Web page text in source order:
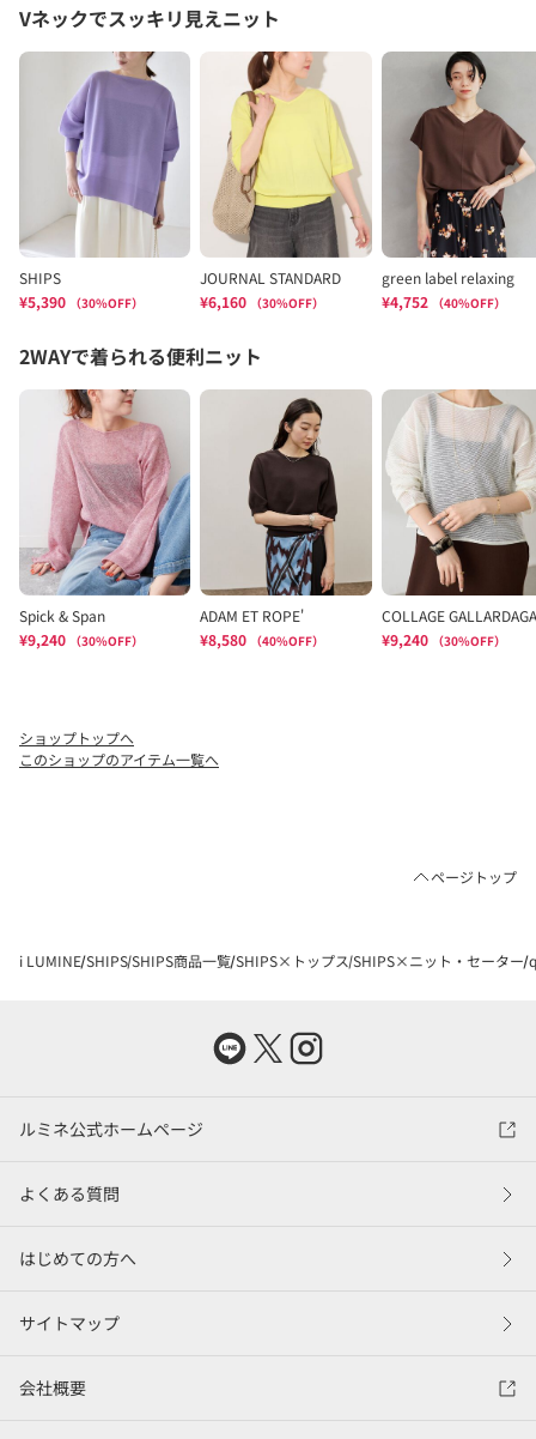
ショップトップへ
このショップのアイテム一覧へ
ページトップ
i LUMINE SHIPS SHIPS商品一覧 SHIPS×トップス SHIPS×ニット・セーター
ルミネ公式ホームページ
よくある質問
はじめての方へ
サイトマップ
会社概要